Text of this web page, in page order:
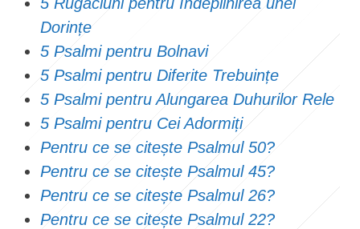
Dorințe
5 Psalmi pentru Bolnavi
5 Psalmi pentru Diferite Trebuințe
5 Psalmi pentru Alungarea Duhurilor Rele
5 Psalmi pentru Cei Adormiți
Pentru ce se citește Psalmul 50?
Pentru ce se citește Psalmul 45?
Pentru ce se citește Psalmul 26?
Pentru ce se citește Psalmul 22?